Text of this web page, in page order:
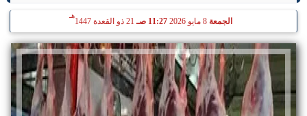
الجمعة 11:27 صـ 21 ذو القعدة 1447
هـ